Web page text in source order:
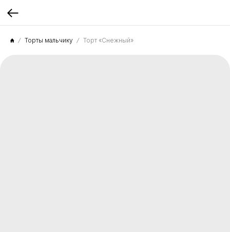
Торты мальчику Торт «Снежный»